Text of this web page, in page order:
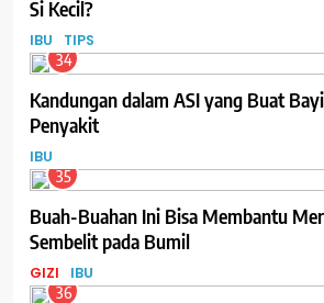
Si Kecil?
IBU TIPS
34
Kandungan dalam ASI yang Buat
Penyakit
IBU
35
Buah-Buahan Ini Bisa Membantu
Sembelit pada Bumil
GIZI IBU
36